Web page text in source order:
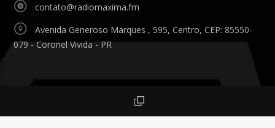
contato@radiomaxima.fm
Avenida Generoso Marques , 595, Centro, CEP: 85550-
079 - Coronel Vivida - PR